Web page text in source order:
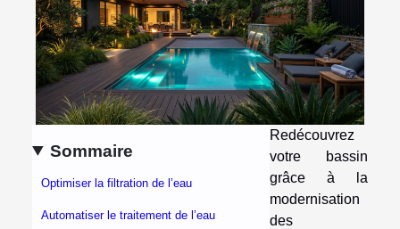
Sommaire
Optimiser la filtration de l’eau
Automatiser le traitement de l’eau
Redécouvrez
votre bassin
grâce à la
modernisation
des